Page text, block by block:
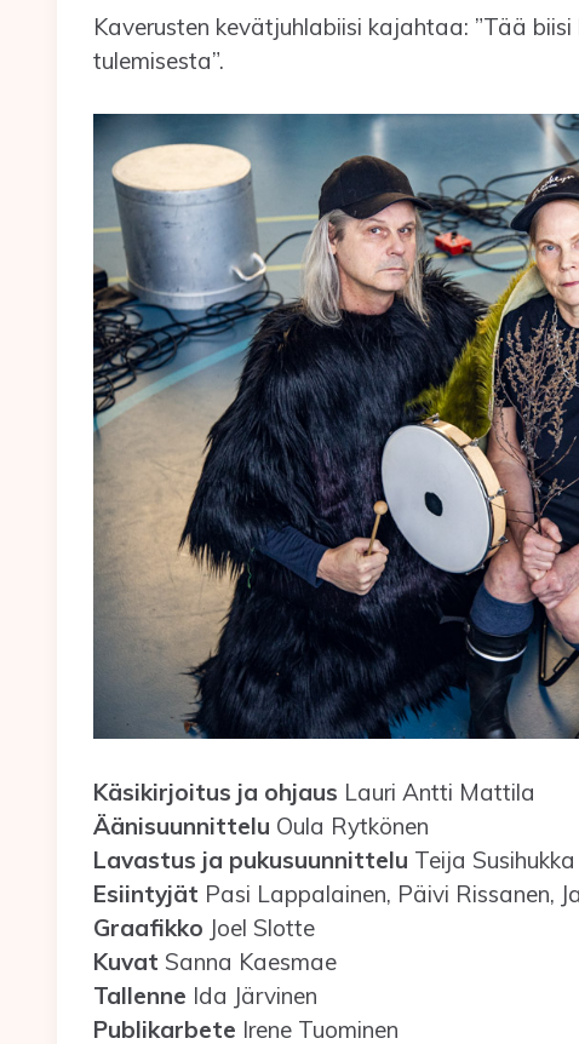
Kaverusten kevätjuhlabiisi kajahtaa: ”Tää
tulemisesta”.
Käsikirjoitus ja ohjaus Lauri Antti Mattila
Äänisuunnittelu Oula Rytkönen
Lavastus ja pukusuunnittelu Teija Susihukka
Esiintyjät Pasi Lappalainen, Päivi Rissanen,
Graafikko Joel Slotte
Kuvat Sanna Kaesmae
Tallenne Ida Järvinen
Publikarbete Irene Tuominen